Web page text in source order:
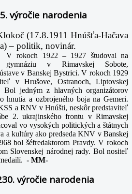
výročie narodenia
(17.8.1911 Hnúšťa-Hačava
– politik, novinár.
V rokoch 1922 – 1927 študoval na
gymnáziu v Rimavskej Sobote,
v Banskej Bystrici. V rokoch 1929
v Hrušove, Ostranoch, Liptovskej
Bol jedným z hlavných organizátorov
hnutia a ozbrojeného boja na Gemeri.
a RNV v Hnúšti, neskôr predstaviteľ
2. ukrajinského frontu v Rimavskej
vo vysokých politických a štátnych
a kultúry ako predseda KNV v Banskej
bol šéfredaktorom Pravdy. V rokoch
Slovenskej národnej rady. Bol nositeľ
- MM-
výročie narodenia